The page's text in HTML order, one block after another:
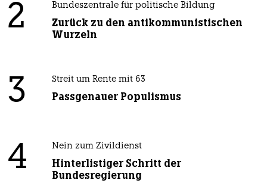
2 Bundeszentrale für politische Bildung
Zurück zu den antikommunistischen
Wurzeln
3 Streit um Rente mit 63
Passgenauer Populismus
4 Nein zum Zivildienst
Hinterlistiger Schritt der
Bundesregierung